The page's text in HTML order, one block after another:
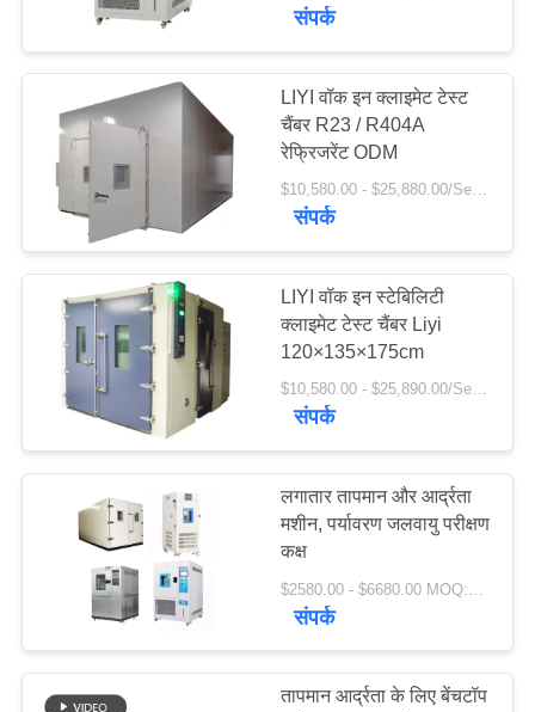
कारखाना
भ्रमण
गुणवत्ता
नियंत्रण
संपर्क
एक
साइटमैप
संपर्क
LIYI वॉक इन क्लाइमेट टेस्ट
चैंबर R23 / R404A
रेफ्रिजरेंट ODM
$10,580.00 - $25,880.00/Set MOQ:1
संपर्क
LIYI वॉक इन स्टेबिलिटी
क्लाइमेट टेस्ट चैंबर Liyi
120×135×175cm
$10,580.00 - $25,890.00/Set MOQ:1
संपर्क
लगातार तापमान और आर्द्रता
मशीन, पर्यावरण जलवायु परीक्षण
कक्ष
संपर्क
तापमान आर्द्रता के लिए बेंचटॉप